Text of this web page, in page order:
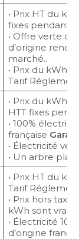
• Prix HT du
fixes pendant
• Offre verte
d’origine
marché..
• Prix du kWh
Tarif
• Prix du kWh
HTT fixes
• 100%
française
• Électricité
• Un arbre
• Prix HT du
Tarif
• Prix hors
kWh sont
• Électricité
d’origine